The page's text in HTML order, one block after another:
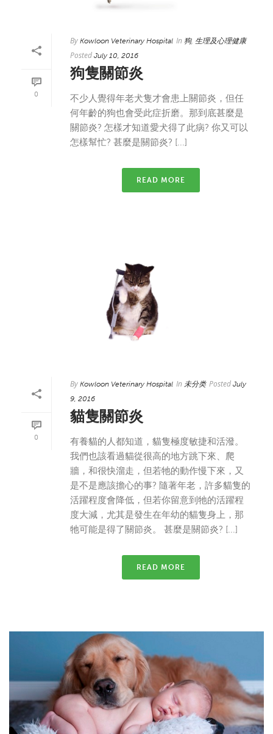
0
By Kowloon Veterinary Hospital In 狗, 生理及心理健康
Posted July 10, 2016
狗隻關節炎
不少人覺得年老犬隻才會患上關節炎，但任
何年齡的狗也會受此症折磨。那到底甚麼是
關節炎? 怎樣才知道愛犬得了此病? 你又可以
怎樣幫忙? 甚麼是關節炎? [...]
READ MORE
0
By Kowloon Veterinary Hospital In 未分类 Posted July
9, 2016
貓隻關節炎
有養貓的人都知道，貓隻極度敏捷和活潑。
我們也該看過貓從很高的地方跳下來、爬
牆，和很快溜走，但若牠的動作慢下來，又
是不是應該擔心的事? 隨著年老，許多貓隻的
活躍程度會降低，但若你留意到牠的活躍程
度大減，尤其是發生在年幼的貓隻身上，那
牠可能是得了關節炎。 甚麼是關節炎? [...]
READ MORE